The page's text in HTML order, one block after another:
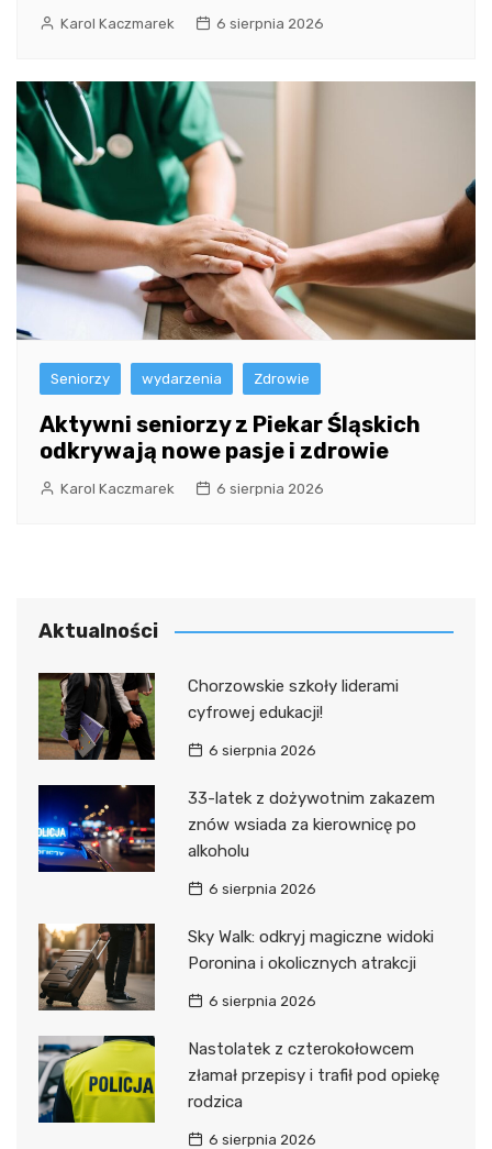
Karol Kaczmarek 6 sierpnia 2026
Seniorzy wydarzenia Zdrowie
Aktywni seniorzy z Piekar Śląskich
odkrywają nowe pasje i zdrowie
Karol Kaczmarek 6 sierpnia 2026
Aktualności
Chorzowskie szkoły liderami
cyfrowej edukacji!
6 sierpnia 2026
33-latek z dożywotnim zakazem
znów wsiada za kierownicę po
alkoholu
6 sierpnia 2026
Sky Walk: odkryj magiczne widoki
Poronina i okolicznych atrakcji
6 sierpnia 2026
Nastolatek z czterokołowcem
złamał przepisy i trafił pod opiekę
rodzica
6 sierpnia 2026